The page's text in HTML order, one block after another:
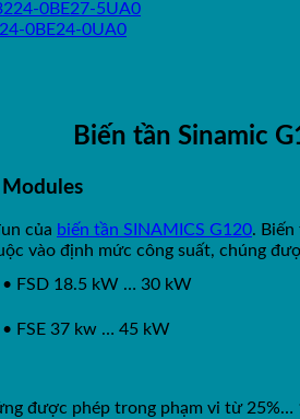
Biến tần Sinamic
của biến tần SINAMICS G120.
vào định mức công suất, chúng
• FSD 18.5 kW … 30 kW
• FSE 37 kw … 45 kW
được phép trong phạm vi từ 25%…